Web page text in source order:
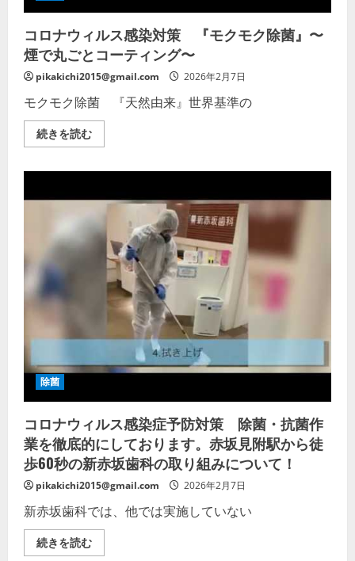
細
ご
覧
く
だ
さ
コロナウィルス感染対策 『モクモク除菌』〜
煙で丸ごとコーティング〜
pikakichi2015@gmail.com 2026年2月7日
モクモク除菌 『天然由来』世界基準の
続きを読むコ
ロ
ス
染
対
策
『モ
菌』〜
丸
と
コ
テ
ン
グ〜
の
詳
細
を
ご
く
だ
さ
い
除菌
コロナウィルス感染症予防対策 除菌・抗菌作
業を徹底的にしております。赤坂見附駅から徒
歩60秒の新赤坂歯科の取り組みについて！
pikakichi2015@gmail.com 2026年2月7日
新赤坂歯科では、他では実施していない
続きを読むコ
ロ